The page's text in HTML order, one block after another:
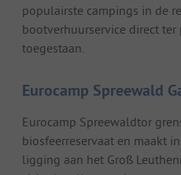
populairste campings in de
bootverhuurservice direct
toegestaan.
Eurocamp Spreewald
Eurocamp Spreewaldtor
biosfeerreservaat en maakt
ligging aan het Groß